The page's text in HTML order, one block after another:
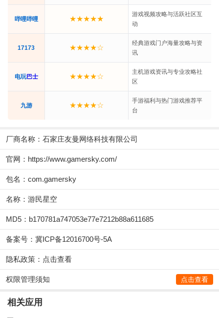
哔哩哔哩 ★★★★★
游戏视频攻略与活跃社区互
动
17173 ★★★★☆
经典游戏门户海量攻略与资
讯
电玩巴士 ★★★★☆
主机游戏资讯与专业攻略社
区
九游 ★★★★☆
手游福利与热门游戏推荐平
台
厂商名称： 石家庄友曼网络科技有限公司
官网： https://www.gamersky.com/
包名：com.gamersky
名称：游民星空
MD5：b170781a747053e77e7212b88a611685
备案号：冀ICP备12016700号-5A
隐私政策： 点击查看
权限管理须知 点击查看
相关应用